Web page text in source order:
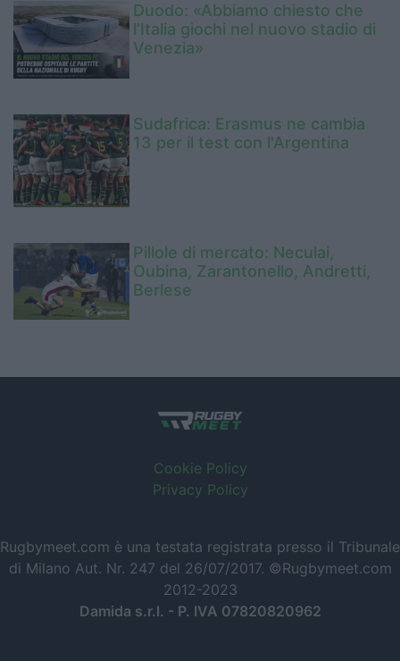
Duodo: «Abbiamo chiesto che
l’Italia giochi nel nuovo stadio di
Venezia»
Sudafrica: Erasmus ne cambia
13 per il test con l'Argentina
Pillole di mercato: Neculai,
Oubina, Zarantonello, Andretti,
Berlese
Cookie Policy
Privacy Policy
Rugbymeet.com è una testata registrata presso il Tribunale
di Milano Aut. Nr. 247 del 26/07/2017. ©Rugbymeet.com
2012-2023
Damida s.r.l. - P. IVA 07820820962